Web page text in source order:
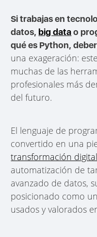
Si trabajas en
datos, big datao
qué es Python,
una exageración:
muchas de las
profesionales más
del futuro.
El lenguaje de
convertido en una
transformación digital
automatización de
avanzado de datos,
posicionado como
usados y valorados